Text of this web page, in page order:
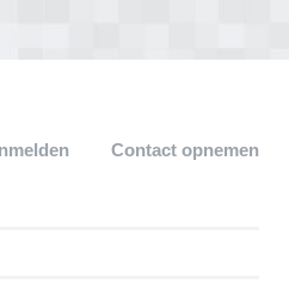
Contact opnemen